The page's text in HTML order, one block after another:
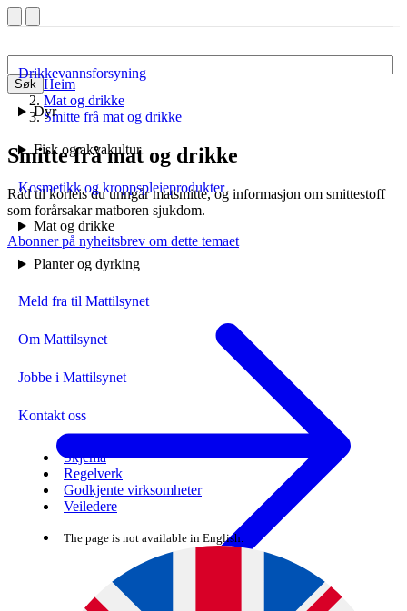
Søk
Drikkevannsforsyning
Dyr
Fisk og akvakultur
Kosmetikk og kroppspleieprodukter
Mat og drikke
Planter og dyrking
Meld fra til Mattilsynet
Om Mattilsynet
Jobbe i Mattilsynet
Kontakt oss
Skjema
Regelverk
Godkjente virksomheter
Veiledere
The page is not available in English.
Heim
Mat og drikke
Smitte frå mat og drikke
Smitte frå mat og drikke
Råd til korleis du unngår matsmitte, og informasjon om smittestoff
som forårsakar matboren sjukdom.
Abonner på nyheitsbrev om dette temaet